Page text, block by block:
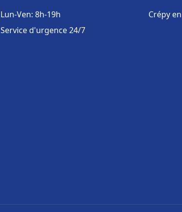
Lun-Ven: 8h-19h
Service d'urgence 24/7
Crépy